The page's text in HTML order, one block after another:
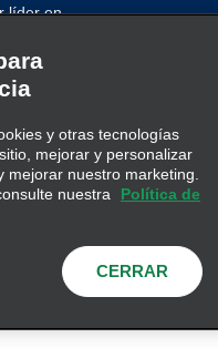
líder en
hacer
y/o
Estas
ni suplantar la
clic aquí
y otras tecnologías
mejorar y personalizar
nuestro marketing.
nuestra
Política de
CERRAR